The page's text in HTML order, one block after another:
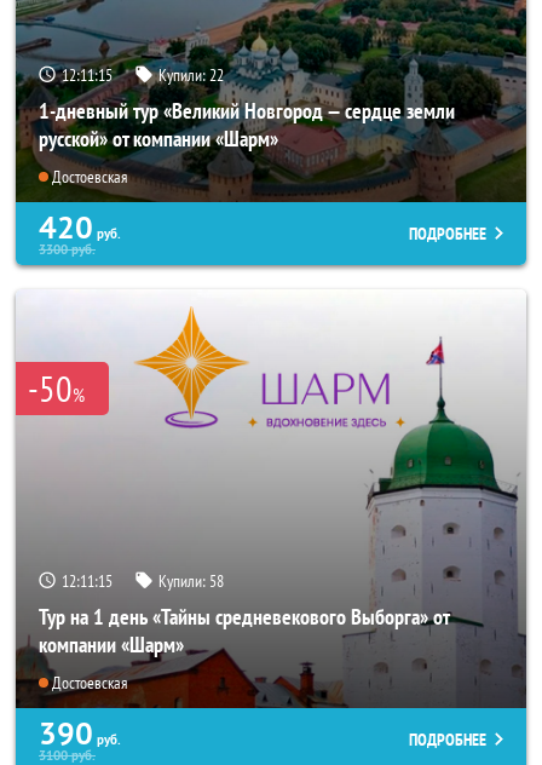
12:11:14 Купили: 22
1-дневный тур «Великий Новгород — сердце земли
русской» от компании «Шарм»
Достоевская
420 руб.
3300руб.
ПОДРОБНЕЕ
-50%
12:11:14 Купили: 58
Тур на 1 день «Тайны средневекового Выборга» от
компании «Шарм»
Достоевская
390 руб.
3100руб.
ПОДРОБНЕЕ